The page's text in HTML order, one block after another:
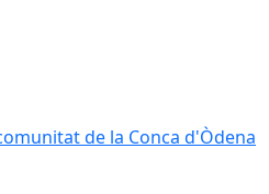
de la Conca d'Òdena